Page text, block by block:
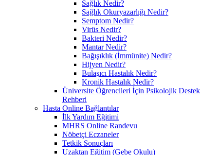
Sağlık Nedir?
Sağlık Okuryazarlığı Nedir?
Semptom Nedir?
Virüs Nedir?
Bakteri Nedir?
Mantar Nedir?
Bağışıklık (İmmünite) Nedir?
Hijyen Nedir?
Bulaşıcı Hastalık Nedir?
Kronik Hastalık Nedir?
Üniversite Öğrencileri İçin Psikolojik Destek
Rehberi
Hasta Online Bağlantılar
İlk Yardım Eğitimi
MHRS Online Randevu
Nöbetçi Eczaneler
Tetkik Sonuçları
Uzaktan Eğitim (Gebe Okulu)